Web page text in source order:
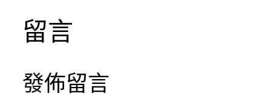
留言
發佈留言